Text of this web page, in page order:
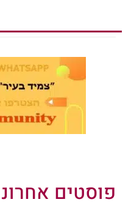
פוסטים